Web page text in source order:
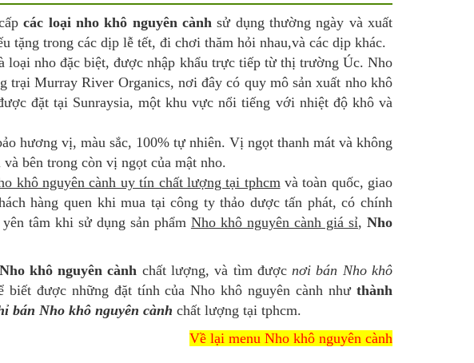
các loại nho khô nguyên cành sử dụng thường ngày và xuất
tặng trong các dịp lễ tết, đi chơi thăm hỏi nhau,và các dịp khác.
loại nho đặc biệt, được nhập khẩu trực tiếp từ thị trường Úc. Nho
trại Murray River Organics, nơi đây có quy mô sản xuất nho khô
đặt tại Sunraysia, một khu vực nổi tiếng với nhiệt độ khô và
hương vị, màu sắc, 100% tự nhiên. Vị ngọt thanh mát và không
bên trong còn vị ngọt của mật nho.
khô nguyên cành uy tín chất lượng tại tphcmvà toàn quốc, giao
hàng quen khi mua tại công ty thảo dược tấn phát, có chính
tâm khi sử dụng sản phẩm Nho khô nguyên cành giá sỉ,Nho
khô nguyên cành chất lượng, và tìm đượcnơi bán Nho khô
biết được những đặt tính của Nho khô nguyên cành nhưthành
bán Nho khô nguyên cành chất lượng tại tphcm.
Về lại menu Nho khô nguyên cành